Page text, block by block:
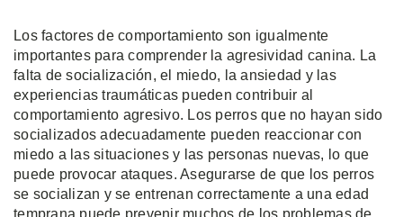
Los factores de comportamiento son igualmente
importantes para comprender la agresividad canina. La
falta de socialización, el miedo, la ansiedad y las
experiencias traumáticas pueden contribuir al
comportamiento agresivo. Los perros que no hayan sido
socializados adecuadamente pueden reaccionar con
miedo a las situaciones y las personas nuevas, lo que
puede provocar ataques. Asegurarse de que los perros
se socializan y se entrenan correctamente a una edad
temprana puede prevenir muchos de los problemas de